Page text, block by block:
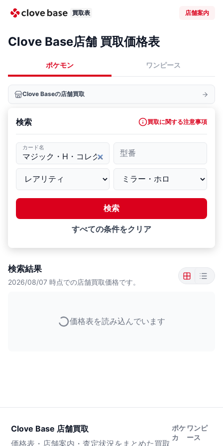
買取表 店舗案内
Clove Base店舗 買取価格表
ポケモン ワンピース
Clove Baseの店舗買取
検索 買取に関する注意事項
カード名
型番
検索
すべての条件をクリア
検索結果
2026/08/07 時点での店舗買取価格です。
価格表を読み込んでいます
Clove Base 店舗買取
価格表・店舗案内・査定状況をまとめた買取
ポケ
カ
ワンピ
ース